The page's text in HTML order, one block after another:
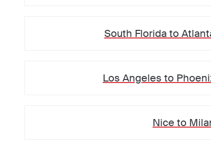
South Florida to
Los Angeles to
Nice to